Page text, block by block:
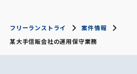
フリーランストライ
案件情報
某大手信販会社の運用保守業務